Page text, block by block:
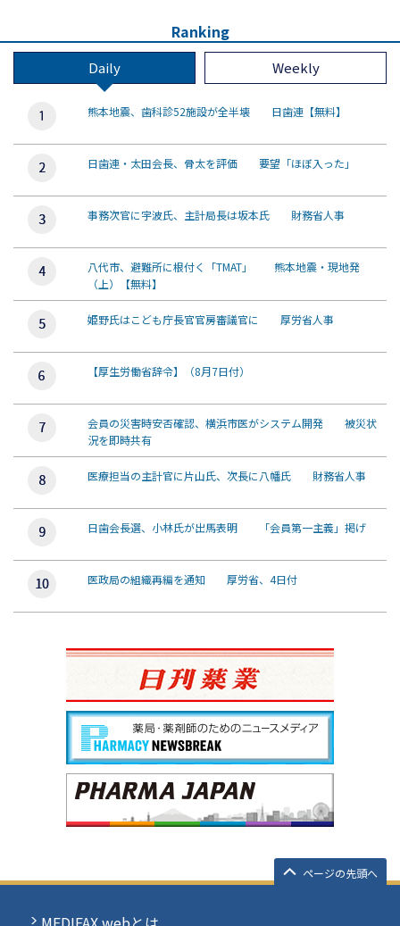
Ranking
Daily Weekly
熊本地震、歯科診52施設が全半壊 日歯連【無料】
日歯連・太田会長、骨太を評価 要望「ほぼ入った」
事務次官に宇波氏、主計局長は坂本氏 財務省人事
八代市、避難所に根付く「TMAT」 熊本地震・現地発
（上）【無料】
姫野氏はこども庁長官官房審議官に 厚労省人事
【厚生労働省辞令】（8月7日付）
会員の災害時安否確認、横浜市医がシステム開発 被災状
況を即時共有
医療担当の主計官に片山氏、次長に八幡氏 財務省人事
日歯会長選、小林氏が出馬表明 「会員第一主義」掲げ
医政局の組織再編を通知 厚労省、4日付
ページの先頭へ